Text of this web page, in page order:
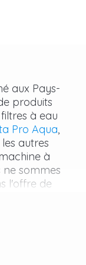
aux Pays-
produits
à eau
Pro Aqua,
autres
à
ne sommes
l'offre de
par